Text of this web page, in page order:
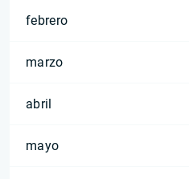
febrero
marzo
abril
mayo